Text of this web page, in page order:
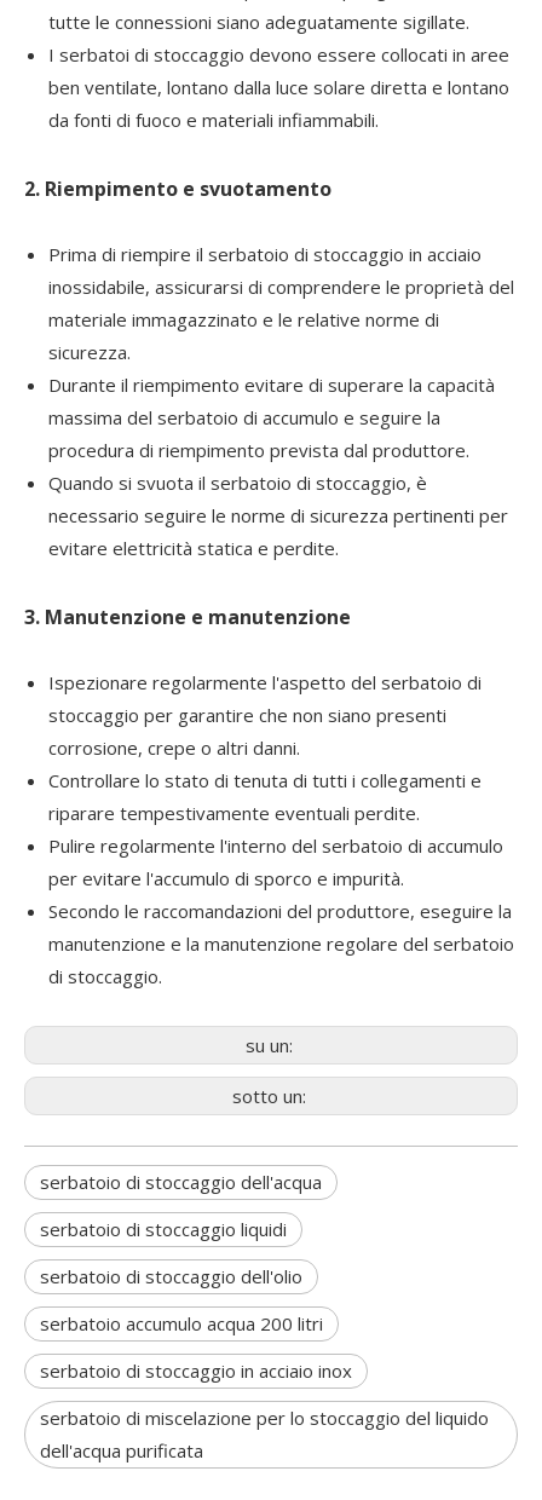
tutte le connessioni siano adeguatamente sigillate.
I serbatoi di stoccaggio devono essere collocati in aree
ben ventilate, lontano dalla luce solare diretta e lontano
da fonti di fuoco e materiali infiammabili.
2. Riempimento e svuotamento
Prima di riempire il serbatoio di stoccaggio in acciaio
inossidabile, assicurarsi di comprendere le proprietà del
materiale immagazzinato e le relative norme di
sicurezza.
Durante il riempimento evitare di superare la capacità
massima del serbatoio di accumulo e seguire la
procedura di riempimento prevista dal produttore.
Quando si svuota il serbatoio di stoccaggio, è
necessario seguire le norme di sicurezza pertinenti per
evitare elettricità statica e perdite.
3. Manutenzione e manutenzione
Ispezionare regolarmente l'aspetto del serbatoio di
stoccaggio per garantire che non siano presenti
corrosione, crepe o altri danni.
Controllare lo stato di tenuta di tutti i collegamenti e
riparare tempestivamente eventuali perdite.
Pulire regolarmente l'interno del serbatoio di accumulo
per evitare l'accumulo di sporco e impurità.
Secondo le raccomandazioni del produttore, eseguire la
manutenzione e la manutenzione regolare del serbatoio
di stoccaggio.
su un:
sotto un:
serbatoio di stoccaggio dell'acqua
serbatoio di stoccaggio liquidi
serbatoio di stoccaggio dell'olio
serbatoio accumulo acqua 200 litri
serbatoio di stoccaggio in acciaio inox
serbatoio di miscelazione per lo stoccaggio del liquido
dell'acqua purificata